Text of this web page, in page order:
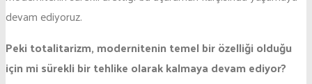
devam ediyoruz.
Peki totalitarizm, modernitenin temel bir özelliği olduğu
için mi sürekli bir tehlike olarak kalmaya devam ediyor?